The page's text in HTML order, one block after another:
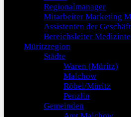
Regionalmanager
Mitarbeiter Marketing
Assistenten der
Bereichsleiter
Müritzregion
Städte
Waren (Müritz)
Malchow
Röbel/Müritz
Penzlin
Gemeinden